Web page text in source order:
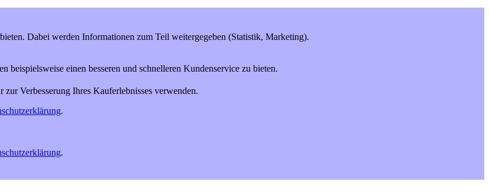
Dabei werden Informationen zum Teil weitergegeben (Statistik, Marketing).
einen besseren und schnelleren Kundenservice zu bieten.
Verbesserung Ihres Kauferlebnisses verwenden.
.
.